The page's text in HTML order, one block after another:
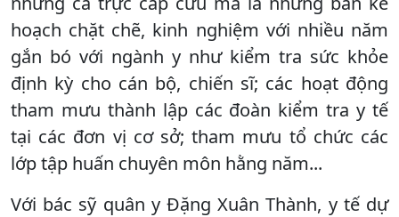
hoạch chặt chẽ, kinh nghiệm với nhiều năm
gắn bó với ngành y như kiểm tra sức khỏe
định kỳ cho cán bộ, chiến sĩ; các hoạt động
tham mưu thành lập các đoàn kiểm tra y tế
tại các đơn vị cơ sở; tham mưu tổ chức các
lớp tập huấn chuyên môn hằng năm...
Với bác sỹ quân y Đặng Xuân Thành, y tế dự